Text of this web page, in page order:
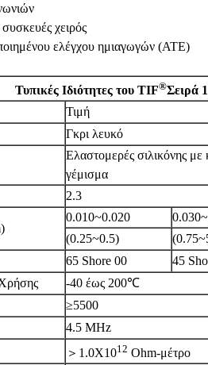
χειρός
ελέγχου ημιαγωγών (ATE)
Τυπικές Ιδιότητες του TIF®Σειρά
Τιμή
Γκρι λευκό
Ελαστομερές σιλικόνης με
γέμισμα
2.3
0.010~0.020
(0.25~0.5)
65 Shore 00 45
-40 έως 200℃
≥5500
4.5 MHz
＞1.0X1012 Ohm-μέτρο